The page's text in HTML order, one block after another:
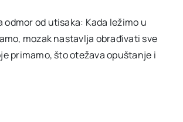
odmor od utisaka: Kada ležimo u
mozak nastavlja obrađivati sve
primamo, što otežava opuštanje i